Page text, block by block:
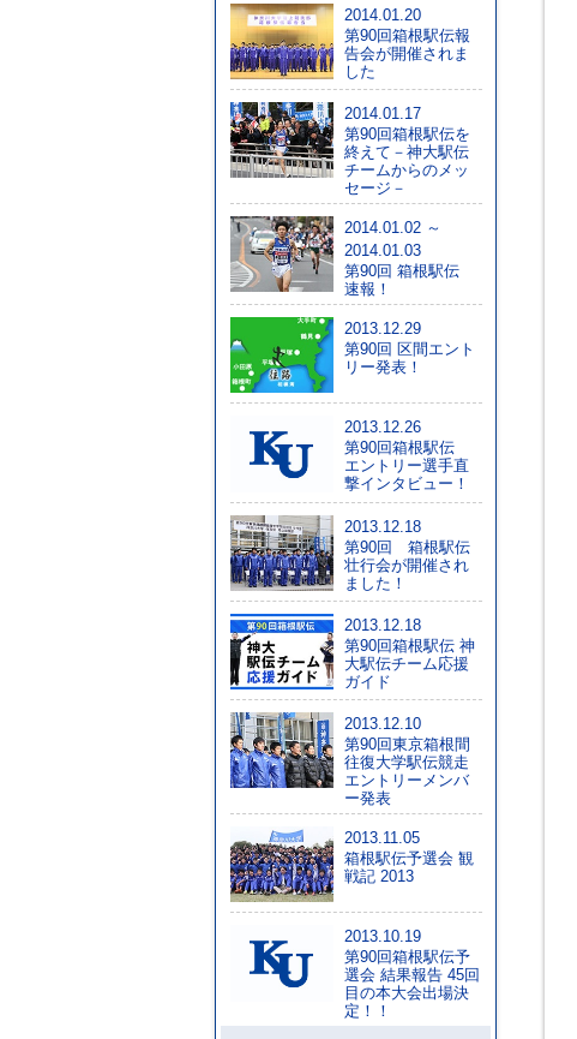
2014.01.20
第90回箱根駅伝報
告会が開催されま
した
2014.01.17
第90回箱根駅伝を
終えて－神大駅伝
チームからのメッ
セージ－
2014.01.02 ～
2014.01.03
第90回 箱根駅伝
速報！
2013.12.29
第90回 区間エント
リー発表！
2013.12.26
第90回箱根駅伝
エントリー選手直
撃インタビュー！
2013.12.18
第90回 箱根駅伝
壮行会が開催され
ました！
2013.12.18
第90回箱根駅伝 神
大駅伝チーム応援
ガイド
2013.12.10
第90回東京箱根間
往復大学駅伝競走
エントリーメンバ
ー発表
2013.11.05
箱根駅伝予選会 観
戦記 2013
2013.10.19
第90回箱根駅伝予
選会 結果報告 45回
目の本大会出場決
定！！